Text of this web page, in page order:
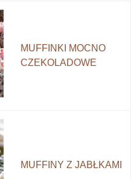
MUFFINKI MOCNO
CZEKOLADOWE
MUFFINY Z JABŁKAMI